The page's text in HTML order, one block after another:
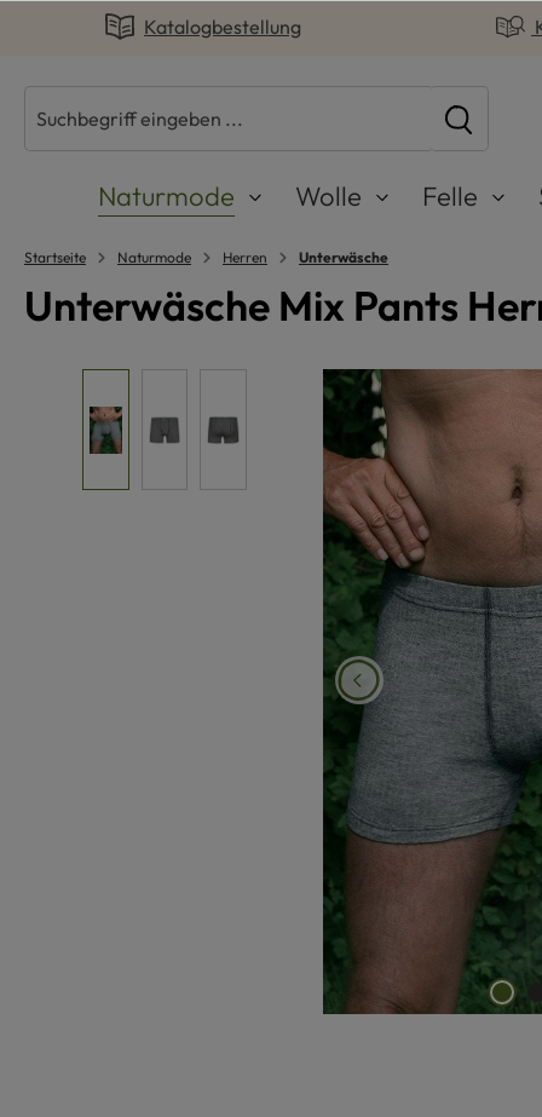
Zur Hauptnavigation springen
Katalogbestellung
Naturmode Wolle Felle
Startseite Naturmode Herren Unterwäsche
Unterwäsche Mix Pants